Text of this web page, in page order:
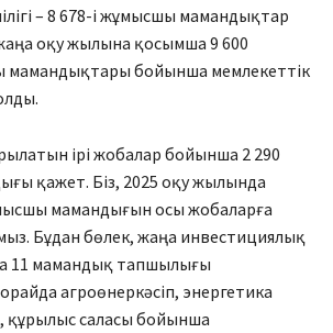
– 8 678-і жұмысшы мамандықтар
оқу жылына қосымша 9 600
мамандықтары бойынша мемлекеттік
ірі жобалар бойынша 2 290
қажет. Біз, 2025 оқу жылында
мамандығын осы жоба­ларға
Бұдан бөлек, жаңа инвестициялық
11 мамандық тапшылығы
агроөнеркәсіп, энергетика
құрылыс саласы бойынша